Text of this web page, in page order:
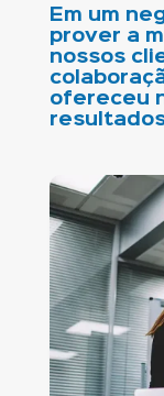
Em um
prover a
nossos
ofereceu